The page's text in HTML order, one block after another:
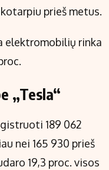
prieš metus.
elektromobilių rinka
„Tesla“
189 062
nei 165 930 prieš
19,3 proc. visos